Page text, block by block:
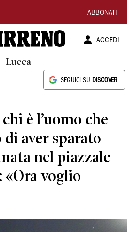
ABBONATI
ACCEDI
Lucca
SEGUICI SU DISCOVER
è l’uomo che
di aver sparato
nel piazzale
«Ora voglio